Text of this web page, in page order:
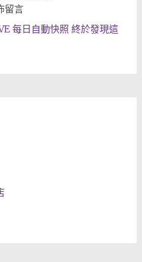
留言
每日自動快照 終於發現這